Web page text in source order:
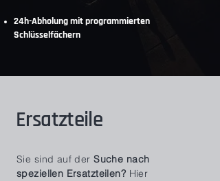
24h-Abholung mit programmierten
Schlüsselfächern
Ersatzteile
Sie sind auf der Suche nach
speziellen Ersatzteilen? Hier